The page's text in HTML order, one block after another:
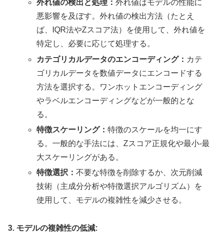
外れ値の検出と処理：外れ値はモデルの性能に
悪影響を及ぼす。外れ値の検出方法（たとえ
ば、IQR法やZスコア法）を使用して、外れ値を
特定し、必要に応じて処理する。
カテゴリカルデータのエンコーディング： カテ
ゴリカルデータを数値データにエンコードする
方法を選択する。ワンホットエンコーディング
やラベルエンコーディングなどが一般的とな
る。
特徴スケーリング：特徴のスケールを均一にす
る。一般的な手法には、Zスコア正規化や最小-最
大スケーリングがある。
特徴選択：不要な特徴を削除するか、次元削減
技術（主成分分析や特徴選択アルゴリズム）を
使用して、モデルの複雑性を減少させる。
3. モデルの複雑性の低減: